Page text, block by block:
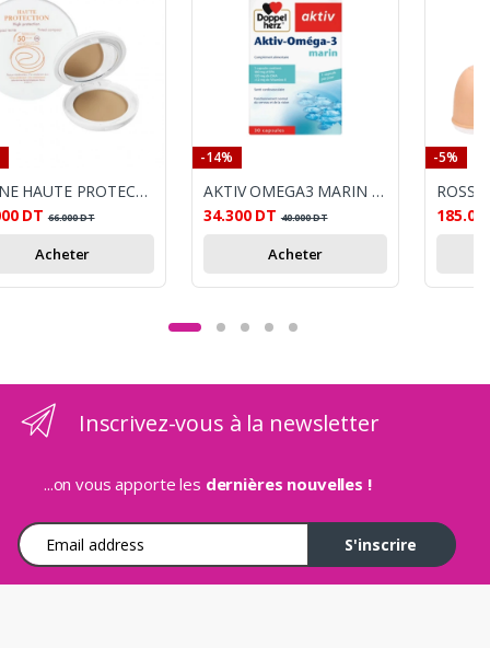
AVENE HAUTE PROTECTION SPF50 COMPACT TEINTE BEIGE SABLE 10G
DT 66.000DT
Acheter
-14%
AKTIV OMEGA3 MARIN BT 30 CP
34.300 DT 40.000DT
Acheter
-5%
Inscrivez-vous à la newsletter
...on vous apporte les dernières nouvelles !
Adresse e-mail
S'inscrire